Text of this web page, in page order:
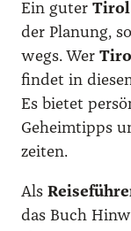
Ein guter Tirol
der Pla­nung,
wegs. Wer
fin­det in
Es bie­tet
Geheim­tipps
zei­ten.
Als
das Buch